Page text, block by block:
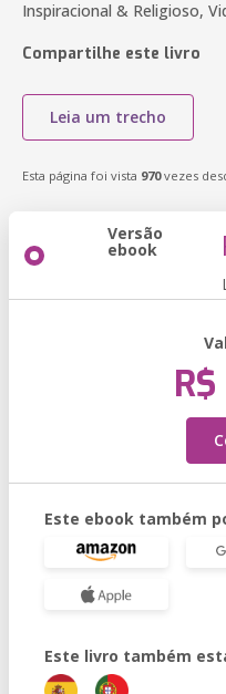
Inspiracional & Religioso,
Compartilhe este livro
Leia um trecho
Esta página foi vista 970vezes
Versão
ebook
Este ebook também
Este livro também